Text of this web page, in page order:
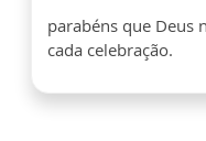
parabéns que Deus
cada celebração.